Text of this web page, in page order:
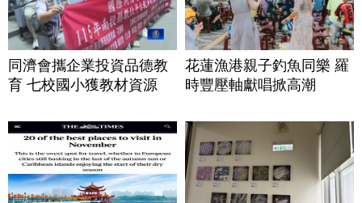
同濟會攜企業投資品德教
育 七校國小獲教材資源
花蓮漁港親子釣魚同樂 羅
時豐壓軸獻唱掀高潮